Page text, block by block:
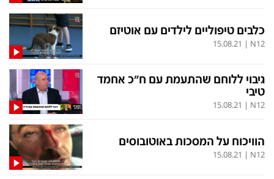
תרבות
מדיני
בארץ
חינוך
דרושים חדשות 12
המומחים במשכנתאות
ועידות קשת 12
כלבים טיפוליים לילדים עם אוטיזם
N12
|
15.08.21
גיבוי ללוחם שהתעמת עם ח"כ אחמד
טיבי
N12
|
15.08.21
הוויכוח על המסכות באוטובוסים
N12
|
15.08.21